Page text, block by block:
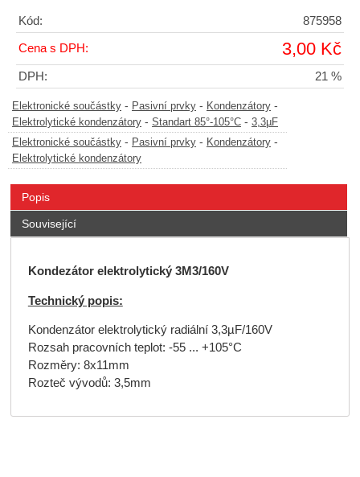
Kód: 875958
Cena s DPH: 3,00 Kč
DPH: 21 %
Elektronické součástky - Pasivní prvky - Kondenzátory -
Elektrolytické kondenzátory - Standart 85°-105°C - 3,3µF
Elektronické součástky - Pasivní prvky - Kondenzátory -
Elektrolytické kondenzátory
Popis
Související
Kondezátor elektrolytický 3M3/160V
Technický popis:
Kondenzátor elektrolytický radiální 3,3µF/160V
Rozsah pracovních teplot: -55 ... +105°C
Rozměry: 8x11mm
Rozteč vývodů: 3,5mm